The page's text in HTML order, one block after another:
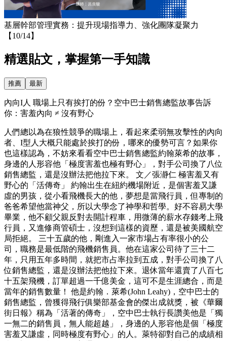
基層幹部管理實務：提升現場指導力、強化團隊凝聚力
【10/14】
精選貼文，掌握第一手知識
推薦 最新
內向I人 職場上只有挨打的份？空中巴士銷售總監故事告訴
你：害羞內向 ≠ 沒有野心
人們總以為在狼性競爭的職場上，看起來柔弱無攻擊性的內向
者、I型人大概只能處於挨打的份，哪來的優勢可言？如果你
也這樣認為，不妨來看看空中巴士銷售總監約翰萊希的故事，
身邊的人形容他「極度害羞也極有野心」，對手公司換了八位
銷售總監，還是沒辦法把他拉下來。 文／張瀞仁 極害羞又有
野心的「活傳奇」 約翰出生在紐約機場附近，是個害羞又謙
虛的男孩，從小看飛機長大的他，夢想是當飛行員，但專制的
爸爸希望他當神父，所以大學念了神學和哲學。好不容易大學
畢業，他不顧父親反對去開計程車，用微薄的薪水存錢考上飛
行員，又進修商管碩士，沒想到這樣的資歷，還是被美國航空
局拒絕。 三十五歲的他，剛進入一家市場占有率很小的公
司，職務是最低階的飛機銷售員。他在這家公司待了三十二
年，只用五年多時間，就把市占率拉到五成，對手公司換了八
位銷售總監，還是沒辦法把他拉下來。退休當年還賣了八百七
十五架飛機，訂單超過一千億美金，這可不是生涯總合，而是
當年的銷售數量！ 他是約翰．萊希(John Leahy)，空中巴士的
銷售總監，曾獲得飛行俱樂部基金會的傑出成就獎，被《華爾
街日報》稱為「活著的傳奇」，空中巴士執行長讚美他是「獨
一無二的銷售員，無人能超越」，身邊的人形容他是個「極度
害羞又謙虛，同時極度有野心」的人。萊特卻對自己的成績相